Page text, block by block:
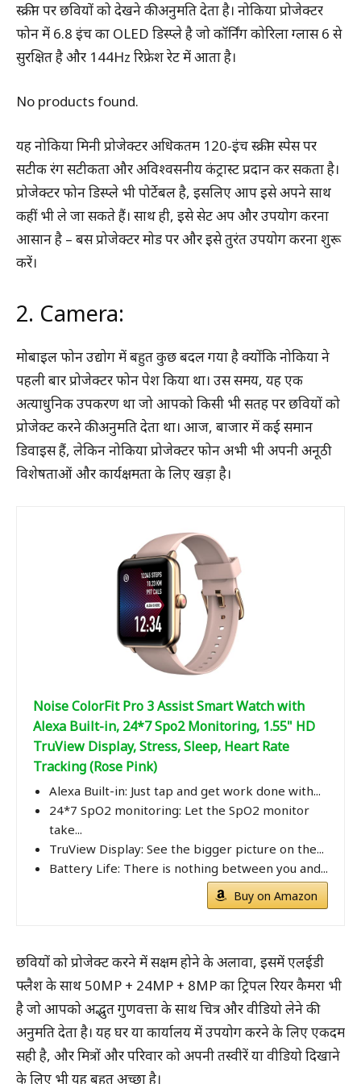
स्क्रीन पर छवियों को देखने की अनुमति देता है। नोकिया प्रोजेक्टर
फोन में 6.8 इंच का OLED डिस्प्ले है जो कॉर्निंग कोरिला ग्लास 6 से
सुरक्षित है और 144Hz रिफ्रेश रेट में आता है।
No products found.
यह नोकिया मिनी प्रोजेक्टर अधिकतम 120-इंच स्क्रीन स्पेस पर
सटीक रंग सटीकता और अविश्वसनीय कंट्रास्ट प्रदान कर सकता है।
प्रोजेक्टर फोन डिस्प्ले भी पोर्टेबल है, इसलिए आप इसे अपने साथ
कहीं भी ले जा सकते हैं। साथ ही, इसे सेट अप और उपयोग करना
आसान है – बस प्रोजेक्टर मोड पर और इसे तुरंत उपयोग करना शुरू
करें।
2. Camera:
मोबाइल फोन उद्योग में बहुत कुछ बदल गया है क्योंकि नोकिया ने
पहली बार प्रोजेक्टर फोन पेश किया था। उस समय, यह एक
अत्याधुनिक उपकरण था जो आपको किसी भी सतह पर छवियों को
प्रोजेक्ट करने की अनुमति देता था। आज, बाजार में कई समान
डिवाइस हैं, लेकिन नोकिया प्रोजेक्टर फोन अभी भी अपनी अनूठी
विशेषताओं और कार्यक्षमता के लिए खड़ा है।
Noise ColorFit Pro 3 Assist Smart Watch with
Alexa Built-in, 24*7 Spo2 Monitoring, 1.55" HD
TruView Display, Stress, Sleep, Heart Rate
Tracking (Rose Pink)
Alexa Built-in: Just tap and get work done with...
24*7 SpO2 monitoring: Let the SpO2 monitor
take...
TruView Display: See the bigger picture on the...
Battery Life: There is nothing between you and...
Buy on Amazon
छवियों को प्रोजेक्ट करने में सक्षम होने के अलावा, इसमें एलईडी
फ्लैश के साथ 50MP + 24MP + 8MP का ट्रिपल रियर कैमरा भी
है जो आपको अद्भुत गुणवत्ता के साथ चित्र और वीडियो लेने की
अनुमति देता है। यह घर या कार्यालय में उपयोग करने के लिए एकदम
सही है, और मित्रों और परिवार को अपनी तस्वीरें या वीडियो दिखाने
के लिए भी यह बहुत अच्छा है।